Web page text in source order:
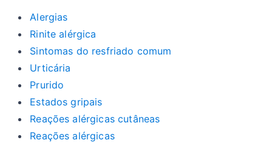
Alergias
Rinite alérgica
Sintomas do resfriado comum
Urticária
Prurido
Estados gripais
Reações alérgicas cutâneas
Reações alérgicas